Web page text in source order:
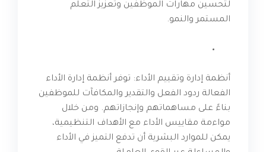
لتحسين مهارات الموظفين وتعزيز التعلم
المستمر والنمو.
أنظمة إدارة وتقييم الأداء: توفر أنظمة إدارة الأداء
الفعالة ردود الفعل والتقدير والمكافآت للموظفين
بناءً على مساهماتهم وإنجازاتهم. ومن خلال
مواءمة مقاييس الأداء مع الأهداف التنظيمية،
يمكن للموارد البشرية أن تدفع التميز في الأداء